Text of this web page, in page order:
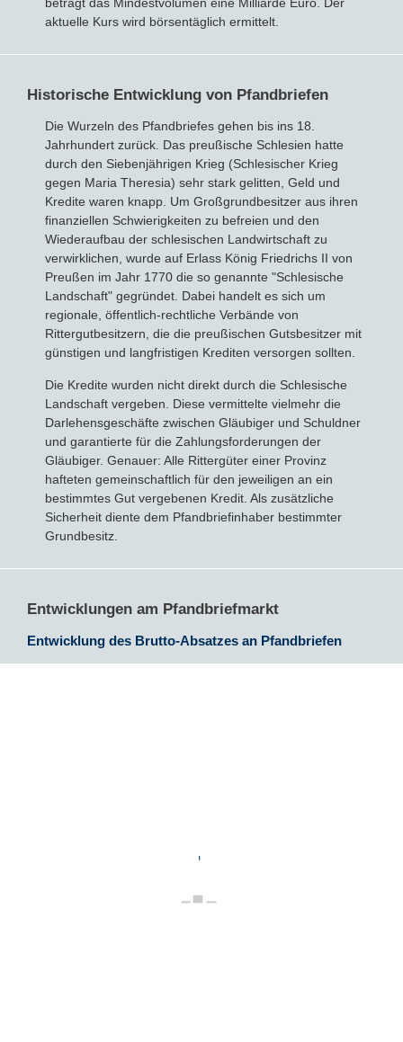
aktuelle Kurs wird börsentäglich ermittelt.
Historische Entwicklung von Pfandbriefen
Die Wurzeln des Pfandbriefes gehen bis ins 18.
Jahrhundert zurück. Das preußische Schlesien hatte
durch den Siebenjährigen Krieg (Schlesischer Krieg
gegen Maria Theresia) sehr stark gelitten, Geld und
Kredite waren knapp. Um Großgrundbesitzer aus ihren
finanziellen Schwierigkeiten zu befreien und den
Wiederaufbau der schlesischen Landwirtschaft zu
verwirklichen, wurde auf Erlass König Friedrichs II von
Preußen im Jahr 1770 die so genannte "Schlesische
Landschaft" gegründet. Dabei handelt es sich um
regionale, öffentlich-rechtliche Verbände von
Rittergutbesitzern, die die preußischen Gutsbesitzer mit
günstigen und langfristigen Krediten versorgen sollten.
Die Kredite wurden nicht direkt durch die Schlesische
Landschaft vergeben. Diese vermittelte vielmehr die
Darlehensgeschäfte zwischen Gläubiger und Schuldner
und garantierte für die Zahlungsforderungen der
Gläubiger. Genauer: Alle Rittergüter einer Provinz
hafteten gemeinschaftlich für den jeweiligen an ein
bestimmtes Gut vergebenen Kredit. Als zusätzliche
Sicherheit diente dem Pfandbriefinhaber bestimmter
Grundbesitz.
Entwicklungen am Pfandbriefmarkt
Entwicklung des Brutto-Absatzes an Pfandbriefen